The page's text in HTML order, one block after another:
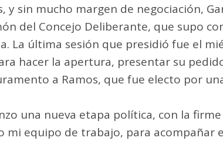
y sin mucho margen de negociación,
del Concejo Deliberante, que supo
La última sesión que presidió fue el
hacer la apertura, presentar su
a Ramos, que fue electo por
una nueva etapa política, con la
mi equipo de trabajo, para acompañar